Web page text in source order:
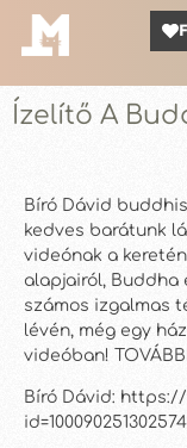
Ízelítő A
Bíró Dávid
kedves barátunk
videónak a
alapjairól, Buddha
számos izgalmas
lévén, még egy
videóban!
Bíró Dávid:
id=100090251302574